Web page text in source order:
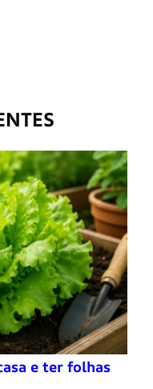
e ter folhas